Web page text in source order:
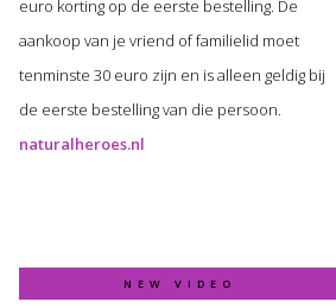
euro korting op de eerste bestelling. De
aankoop van je vriend of familielid moet
tenminste 30 euro zijn en is alleen geldig bij
de eerste bestelling van die persoon.
naturalheroes.nl
NEW VIDEO